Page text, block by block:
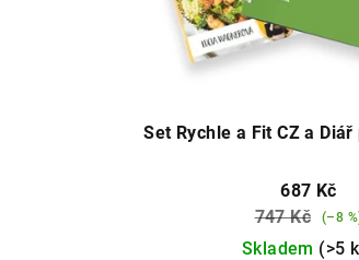
Set Rychle a Fit CZ a
687 Kč
747 Kč
(–8
Skladem (>5